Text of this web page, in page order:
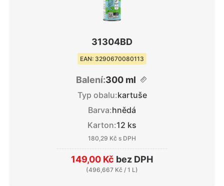
31304BD
EAN: 3290670080113
Balení:300 ml
Typ obalu:kartuše
Barva:hnědá
Karton:12 ks
180,29 Kč s DPH
149,00 Kč bez DPH
(496,667 Kč / 1 L)